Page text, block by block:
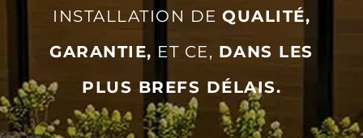
INSTALLATION DE QUALITÉ,
GARANTIE,
ET CE, DANS LES
PLUS BREFS DÉLAIS.